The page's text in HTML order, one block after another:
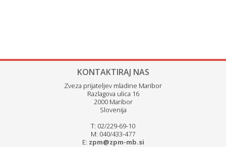
KONTAKTIRAJ NAS
Zveza prijateljev mladine Maribor
Razlagova ulica 16
2000 Maribor
Slovenija
T: 02/229-69-10
M: 040/433-477
E: zpm@zpm-mb.si